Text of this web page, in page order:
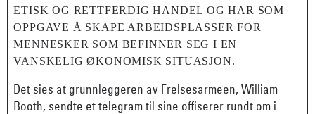
ETISK OG RETTFERDIG HANDEL OG HAR SOM
OPPGAVE Å SKAPE ARBEIDSPLASSER FOR
MENNESKER SOM BEFINNER SEG I EN
VANSKELIG ØKONOMISK SITUASJON.
Det sies at grunnleggeren av Frelsesarmeen, William
Booth, sendte et telegram til sine offiserer rundt om i